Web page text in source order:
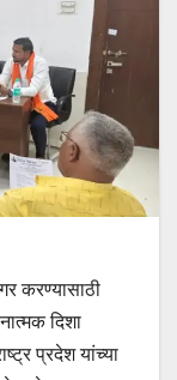
करण्यासाठी
दिशा
प्रदेश यांच्या